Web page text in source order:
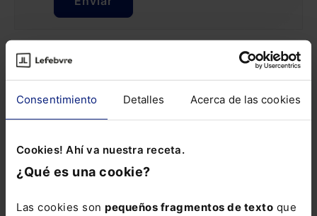
Consentimiento Detalles Acerca de las cookies
Cookies! Ahí va nuestra receta.
¿Qué es una cookie?
Las cookies son pequeños fragmentos de texto que
LO MÁS LEÍDO DEL MES
Jubilación ordinaria contributiva: qué es,
requisitos, cuantía y límites
Nueva regulación de la jubilación flexible: los siete
Por: ElDerecho.com